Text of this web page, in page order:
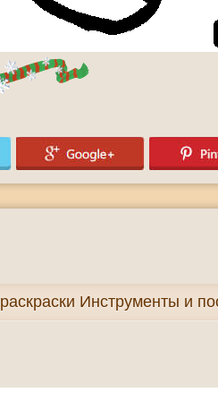
раскраски Инструменты и